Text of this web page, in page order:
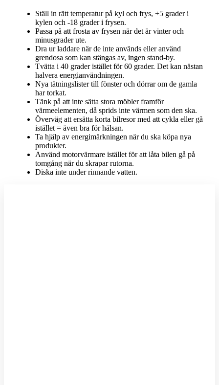
Ställ in rätt temperatur på kyl och frys, +5 grader i
kylen och -18 grader i frysen.
Passa på att frosta av frysen när det är vinter och
minusgrader ute.
Dra ur laddare när de inte används eller använd
grendosa som kan stängas av, ingen stand-by.
Tvätta i 40 grader istället för 60 grader. Det kan nästan
halvera energianvändningen.
Nya tätningslister till fönster och dörrar om de gamla
har torkat.
Tänk på att inte sätta stora möbler framför
värmeelementen, då sprids inte värmen som den ska.
Överväg att ersätta korta bilresor med att cykla eller gå
istället = även bra för hälsan.
Ta hjälp av energimärkningen när du ska köpa nya
produkter.
Använd motorvärmare istället för att låta bilen gå på
tomgång när du skrapar rutorna.
Diska inte under rinnande vatten.